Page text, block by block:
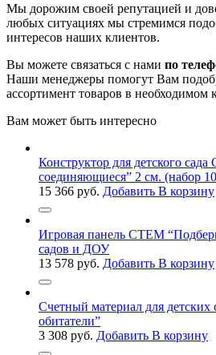
Мы дорожим своей репутацией и
любых ситуациях мы стремимся
интересов наших клиентов.
Вы можете связаться с нами по
Наши менеджеры помогут Вам
ассортимент товаров в необходимом
Вам может быть интересно
Конструктор для детского
соединяющиеся” 2 см. (набор
15 366 руб. Добавить В корзину
Игровая панель СТЕМ
садов и ДОУ
13 578 руб. Добавить В корзину
Счетный материал для
обитатели”
3 308 руб. Добавить В корзину